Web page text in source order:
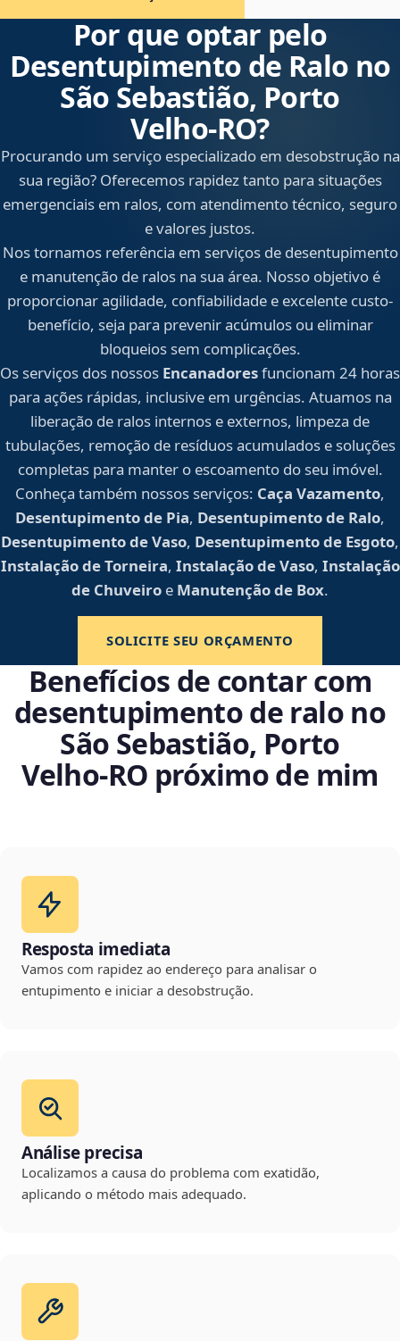
Por que optar pelo
Desentupimento de Ralo no
São Sebastião, Porto
Velho‑RO?
Procurando um serviço especializado em desobstrução na
sua região? Oferecemos rapidez tanto para situações
emergenciais em ralos, com atendimento técnico, seguro
e valores justos.
Nos tornamos referência em serviços de desentupimento
e manutenção de ralos na sua área. Nosso objetivo é
proporcionar agilidade, confiabilidade e excelente custo-
benefício, seja para prevenir acúmulos ou eliminar
bloqueios sem complicações.
Os serviços dos nossos Encanadoresfuncionam 24 horas
para ações rápidas, inclusive em urgências. Atuamos na
liberação de ralos internos e externos, limpeza de
tubulações, remoção de resíduos acumulados e soluções
completas para manter o escoamento do seu imóvel.
Conheça também nossos serviços: Caça Vazamento,
Desentupimento de Pia, Desentupimento de Ralo,
Desentupimento de Vaso, Desentupimento de Esgoto,
Instalação de Torneira, Instalação de Vaso, Instalação
de Chuveiro e Manutenção de Box.
SOLICITE SEU ORÇAMENTO
Benefícios de contar com
desentupimento de ralo no
São Sebastião, Porto
Velho‑RO próximo de mim
Resposta imediata
Vamos com rapidez ao endereço para analisar o
entupimento e iniciar a desobstrução.
Análise precisa
Localizamos a causa do problema com exatidão,
aplicando o método mais adequado.